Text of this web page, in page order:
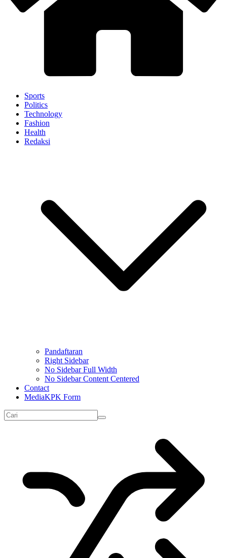
Sports
Politics
Technology
Fashion
Health
Redaksi
Pandaftaran
Right Sidebar
No Sidebar Full Width
No Sidebar Content Centered
Contact
MediaKPK Form